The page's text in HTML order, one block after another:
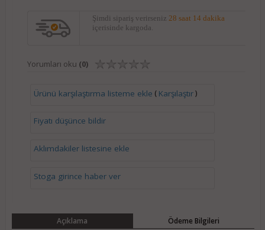
Şimdi sipariş verirseniz 28 saat 14 dakika
içerisinde kargoda.
Yorumları oku (0)
Ürünü karşılaştırma listeme ekle ( Karşılaştır)
Fiyatı düşünce bildir
Aklımdakiler listesine ekle
Stoga girince haber ver
Açıklama
Ödeme Bilgileri